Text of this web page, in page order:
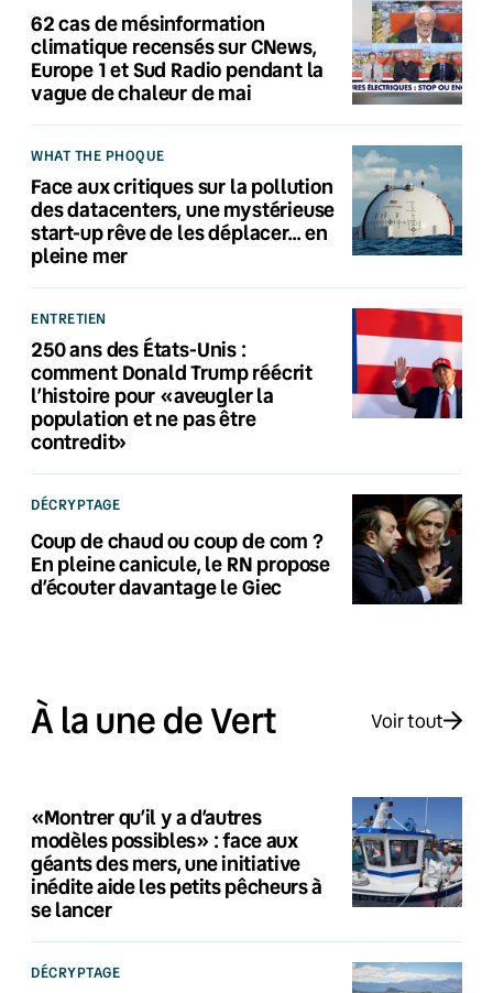
62 cas de mésinformation
climatique recensés sur CNews,
Europe 1 et Sud Radio pendant la
vague de chaleur de mai
WHAT THE PHOQUE
Face aux critiques sur la pollution
des datacenters, une mystérieuse
start-up rêve de les déplacer… en
pleine mer
ENTRETIEN
250 ans des États-Unis :
comment Donald Trump réécrit
l’histoire pour «aveugler la
population et ne pas être
contredit»
DÉCRYPTAGE
Coup de chaud ou coup de com ?
En pleine canicule, le RN propose
d’écouter davantage le Giec
À la une de Vert Voir tout
«Montrer qu’il y a d’autres
modèles possibles» : face aux
géants des mers, une initiative
inédite aide les petits pêcheurs à
se lancer
DÉCRYPTAGE